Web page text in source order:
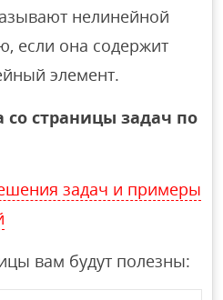
нелинейной
если она содержит
элемент.
со страницы задач по
задач и примеры
вам будут полезны: